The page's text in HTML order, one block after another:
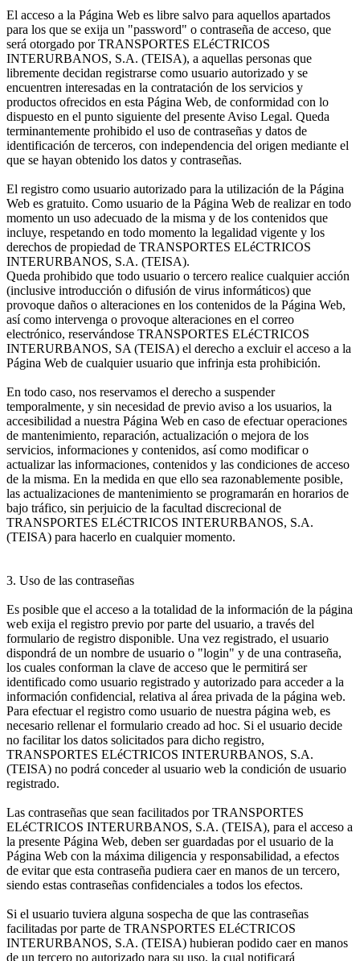
El acceso a la Página Web es libre salvo para aquellos apartados
para los que se exija un "password" o contraseña de acceso, que
será otorgado por TRANSPORTES ELéCTRICOS
INTERURBANOS, S.A. (TEISA), a aquellas personas que
libremente decidan registrarse como usuario autorizado y se
encuentren interesadas en la contratación de los servicios y
productos ofrecidos en esta Página Web, de conformidad con lo
dispuesto en el punto siguiente del presente Aviso Legal. Queda
terminantemente prohibido el uso de contraseñas y datos de
identificación de terceros, con independencia del origen mediante el
que se hayan obtenido los datos y contraseñas.
El registro como usuario autorizado para la utilización de la Página
Web es gratuito. Como usuario de la Página Web de realizar en todo
momento un uso adecuado de la misma y de los contenidos que
incluye, respetando en todo momento la legalidad vigente y los
derechos de propiedad de TRANSPORTES ELéCTRICOS
INTERURBANOS, S.A. (TEISA).
Queda prohibido que todo usuario o tercero realice cualquier acción
(inclusive introducción o difusión de virus informáticos) que
provoque daños o alteraciones en los contenidos de la Página Web,
así como intervenga o provoque alteraciones en el correo
electrónico, reservándose TRANSPORTES ELéCTRICOS
INTERURBANOS, SA (TEISA) el derecho a excluir el acceso a la
Página Web de cualquier usuario que infrinja esta prohibición.
En todo caso, nos reservamos el derecho a suspender
temporalmente, y sin necesidad de previo aviso a los usuarios, la
accesibilidad a nuestra Página Web en caso de efectuar operaciones
de mantenimiento, reparación, actualización o mejora de los
servicios, informaciones y contenidos, así como modificar o
actualizar las informaciones, contenidos y las condiciones de acceso
de la misma. En la medida en que ello sea razonablemente posible,
las actualizaciones de mantenimiento se programarán en horarios de
bajo tráfico, sin perjuicio de la facultad discrecional de
TRANSPORTES ELéCTRICOS INTERURBANOS, S.A.
(TEISA) para hacerlo en cualquier momento.
3. Uso de las contraseñas
Es posible que el acceso a la totalidad de la información de la página
web exija el registro previo por parte del usuario, a través del
formulario de registro disponible. Una vez registrado, el usuario
dispondrá de un nombre de usuario o "login" y de una contraseña,
los cuales conforman la clave de acceso que le permitirá ser
identificado como usuario registrado y autorizado para acceder a la
información confidencial, relativa al área privada de la página web.
Para efectuar el registro como usuario de nuestra página web, es
necesario rellenar el formulario creado ad hoc. Si el usuario decide
no facilitar los datos solicitados para dicho registro,
TRANSPORTES ELéCTRICOS INTERURBANOS, S.A.
(TEISA) no podrá conceder al usuario web la condición de usuario
registrado.
Las contraseñas que sean facilitados por TRANSPORTES
ELéCTRICOS INTERURBANOS, S.A. (TEISA), para el acceso a
la presente Página Web, deben ser guardadas por el usuario de la
Página Web con la máxima diligencia y responsabilidad, a efectos
de evitar que esta contraseña pudiera caer en manos de un tercero,
siendo estas contraseñas confidenciales a todos los efectos.
Si el usuario tuviera alguna sospecha de que las contraseñas
facilitadas por parte de TRANSPORTES ELéCTRICOS
INTERURBANOS, S.A. (TEISA) hubieran podido caer en manos
de un tercero no autorizado para su uso, la cual notificará